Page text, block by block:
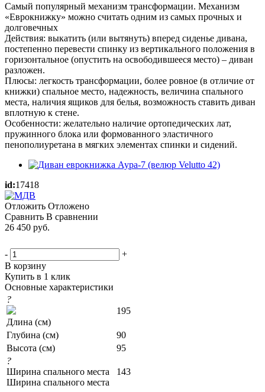
Самый популярный механизм трансформации. Механизм
«Еврокнижку» можно считать одним из самых прочных и
долговечных
Действия: выкатить (или вытянуть) вперед сиденье дивана,
постепенно перевести спинку из вертикального положения в
горизонтальное (опустить на освободившееся место) – диван
разложен.
Плюсы: легкость трансформации, более ровное (в отличие от
книжки) спальное место, надежность, величина спального
места, наличия ящиков для белья, возможность ставить диван
вплотную к стене.
Особенности: желательно наличие ортопедических лат,
пружинного блока или формованного эластичного
пенополиуретана в мягких элементах спинки и сидений.
id:17418
Отложить Отложено
Сравнить В сравнении
26 450 руб.
-
+
В корзину
Купить в 1 клик
Основные характеристики
?
Длина (см)
195
Глубина (см)
90
Высота (см)
95
?
Ширина спального места
Ширина спального места
143